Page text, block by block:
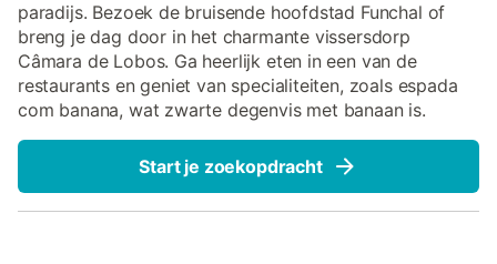
paradijs. Bezoek de bruisende hoofdstad Funchal of
breng je dag door in het charmante vissersdorp
Câmara de Lobos. Ga heerlijk eten in een van de
restaurants en geniet van specialiteiten, zoals espada
com banana, wat zwarte degenvis met banaan is.
Start je zoekopdracht